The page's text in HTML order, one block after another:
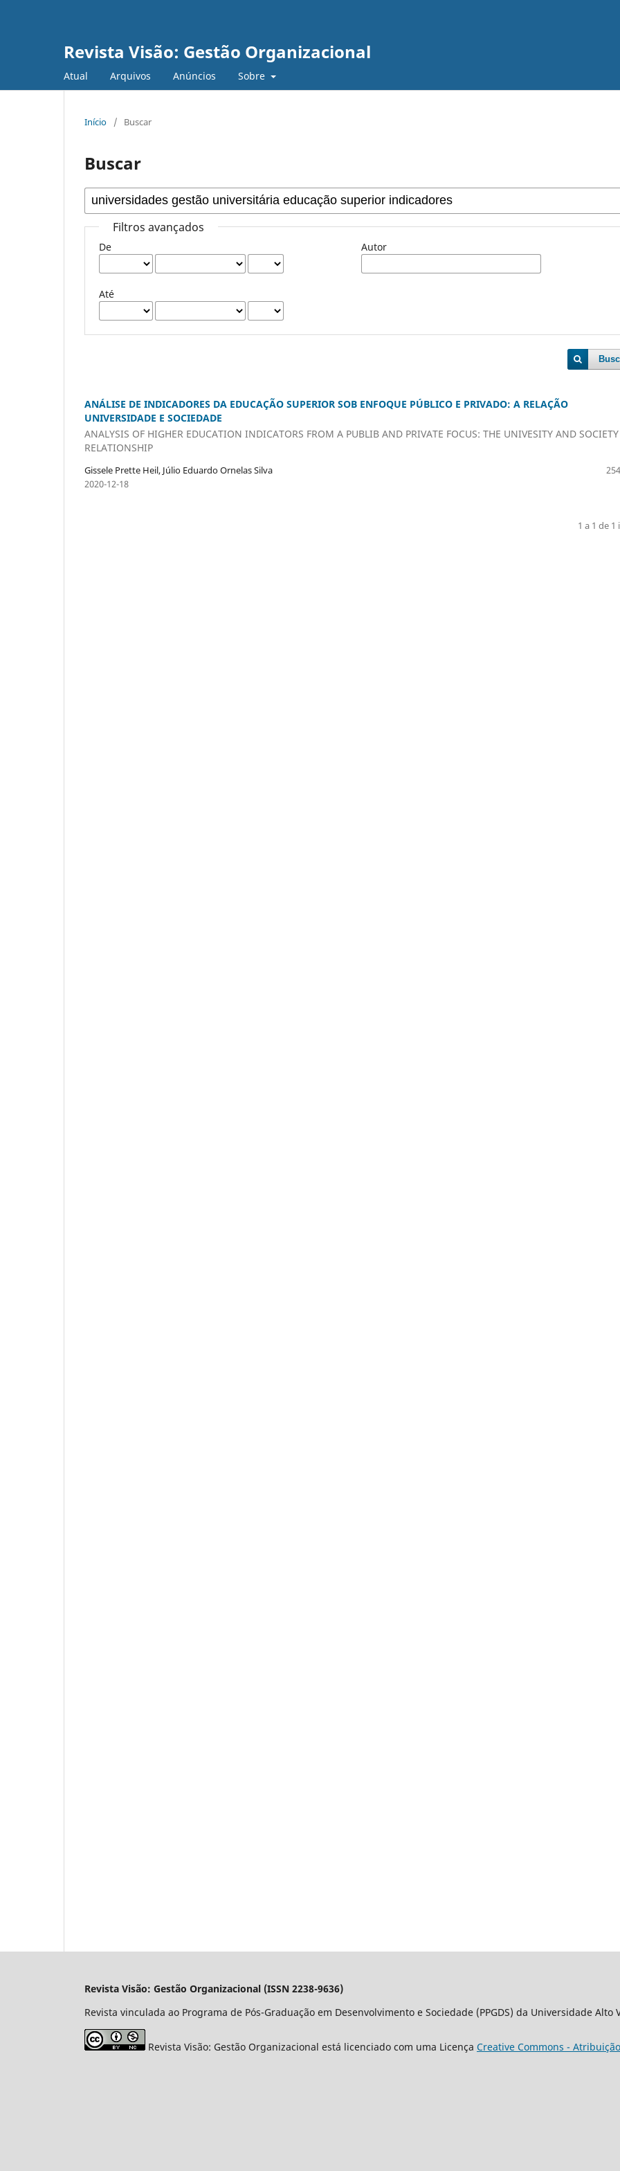
Revista Visão: Gestão Organizacional
Atual Arquivos Anúncios Sobre
Início / Buscar
Buscar
Filtros avançados
De
Até
Autor
ANÁLISE DE INDICADORES DA EDUCAÇÃO SUPERIOR SOB ENFOQUE PÚBLICO E PRIVADO: A RELAÇÃO
UNIVERSIDADE E SOCIEDADE
ANALYSIS OF HIGHER EDUCATION INDICATORS FROM A PUBLIB AND PRIVATE FOCUS: THE UNIVESITY AND SOCIETY
RELATIONSHIP
Gissele Prette Heil, Júlio Eduardo Ornelas Silva
2020-12-18
1 a 1 de 1
Revista Visão: Gestão Organizacional (ISSN 2238-9636)
Revista vinculada ao Programa de Pós-Graduação em Desenvolvimento e Sociedade (PPGDS) da Universidade Alto
Revista Visão: Gestão Organizacional está licenciado com uma Licença Creative Commons -